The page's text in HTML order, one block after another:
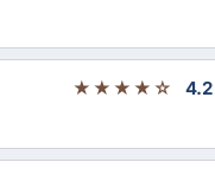
★★★★☆ 4.2